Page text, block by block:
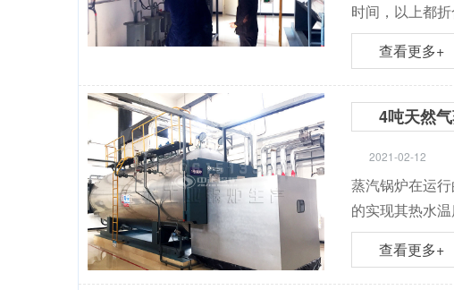
时间，以上都
查看更多+
4吨天然
2021-02-12
蒸汽锅炉在运
的实现其热水
查看更多+